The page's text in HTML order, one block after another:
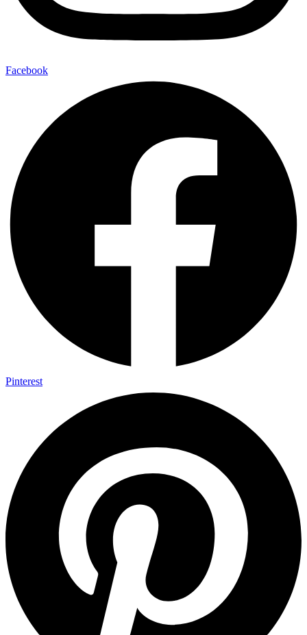
Facebook
Pinterest